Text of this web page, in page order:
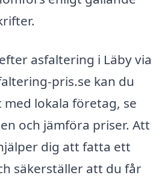
asfaltering i Läby via
pris.se kan du
lokala företag, se
och jämföra priser. Att
dig att fatta ett
säkerställer att du får